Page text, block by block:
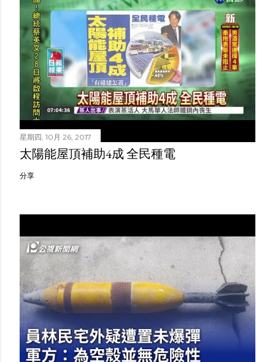
星期四, 10月 26, 2017
太陽能屋頂補助4成 全民種電
分享